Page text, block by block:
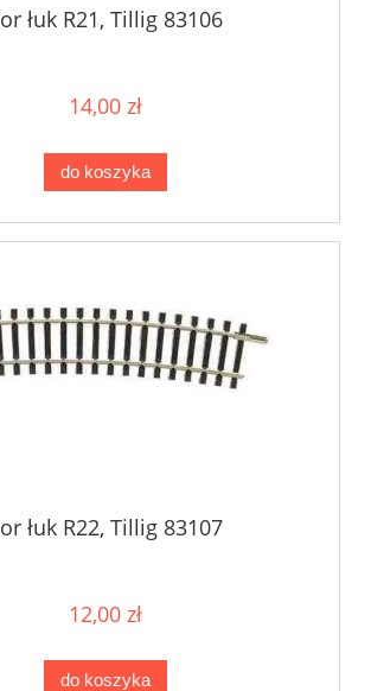
łuk R21, Tillig 83106
14,00 zł
do koszyka
łuk R22, Tillig 83107
12,00 zł
do koszyka